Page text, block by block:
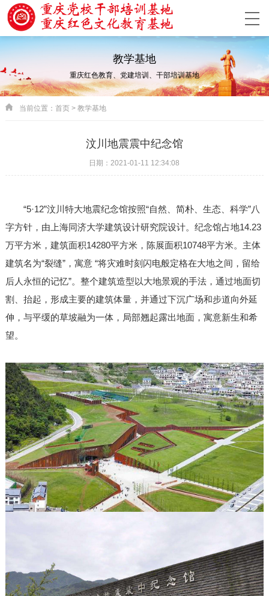
教学基地
重庆红色教育、党建培训、干部培训基地
当前位置： 首页> 教学基地
汶川地震震中纪念馆
日期：2021-01-11 12:34:08
“5·12”汶川特大地震纪念馆按照“自然、简朴、生态、科学”八
字方针，由上海同济大学建筑设计研究院设计。纪念馆占地14.23
万平方米，建筑面积14280平方米，陈展面积10748平方米。主体
建筑名为“裂缝”，寓意 “将灾难时刻闪电般定格在大地之间，留给
后人永恒的记忆”。整个建筑造型以大地景观的手法，通过地面切
割、抬起，形成主要的建筑体量，并通过下沉广场和步道向外延
伸，与平缓的草坡融为一体，局部翘起露出地面，寓意新生和希
望。